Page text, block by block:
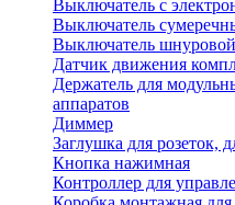
Выключатель с
Выключатель
Выключатель
Датчик движения
Держатель для
аппаратов
Диммер
Заглушка для розеток,
Кнопка нажимная
Контроллер для